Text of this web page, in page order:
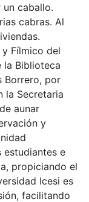
caballo.
cabras. Al
Fílmico del
la Biblioteca
Borrero, por
la Secretaria
aunar
y
estudiantes e
propiciando el
Icesi es
facilitando